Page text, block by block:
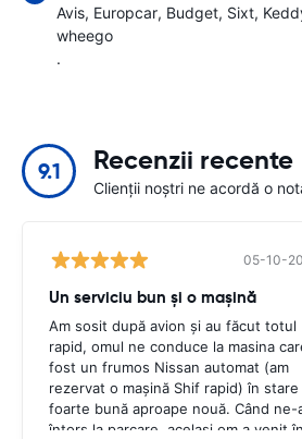
Avis Europcar Budget Sixt
wheego
.
9.1 Recenzii recente
Clienții noștri ne acordă o
05-10-
Un serviciu bun și o mașină
Am sosit după avion și au făcut totul
rapid, omul ne conduce la masina
fost un frumos Nissan automat (am
rezervat o mașină Shif rapid) în stare
foarte bună aproape nouă. Când ne-
întors la parcare, același om a venit